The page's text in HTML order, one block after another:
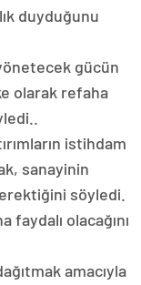
duyduğunu
gücün
olarak refaha
istihdam
sanayinin
söyledi.
faydalı olacağını
amacıyla